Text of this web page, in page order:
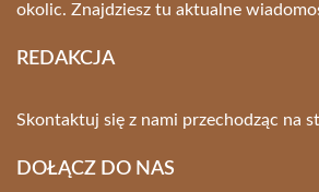
okolic. Znajdziesz tu aktualne
REDAKCJA
Skontaktuj się z nami przechodząc na
DOŁĄCZ DO NAS